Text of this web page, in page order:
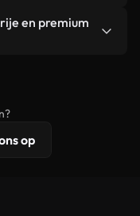
beeldmateriaal.
bijsnijden of
eindproduct
en premium
op